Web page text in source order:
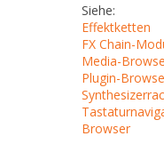
Siehe:
Effektketten
FX Chain-
Media-
Plugin-
Browser